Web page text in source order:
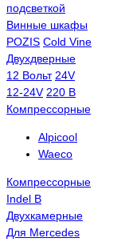
подсветкой
Винные шкафы
POZIS Сold Vine
Двухдверные
12 Вольт 24V
12-24V 220 В
Компрессорные
Alpicool
Waeco
Компрессорные
Indel B
Двухкамерные
Для Mercedes